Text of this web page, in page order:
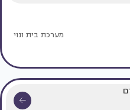
מערכת בית ונוי